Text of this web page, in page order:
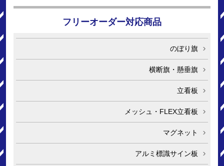
フリーオーダー対応商品
のぼり旗
横断旗・懸垂旗
立看板
メッシュ・FLEX立看板
マグネット
アルミ標識サイン板